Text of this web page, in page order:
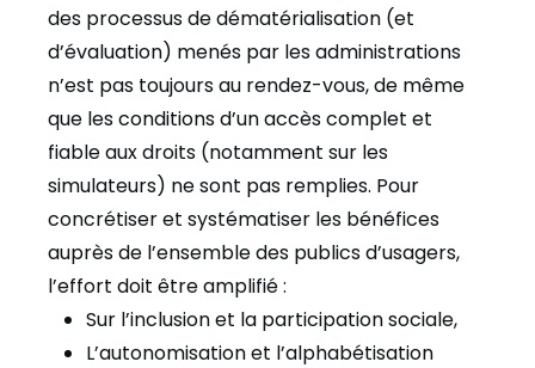
des processus de dématérialisation (et
d’évaluation) menés par les administrations
n’est pas toujours au rendez-vous, de même
que les conditions d’un accès complet et
fiable aux droits (notamment sur les
simulateurs) ne sont pas remplies. Pour
concrétiser et systématiser les bénéfices
auprès de l’ensemble des publics d’usagers,
l’effort doit être amplifié :
Sur l’inclusion et la participation sociale,
L’autonomisation et l’alphabétisation